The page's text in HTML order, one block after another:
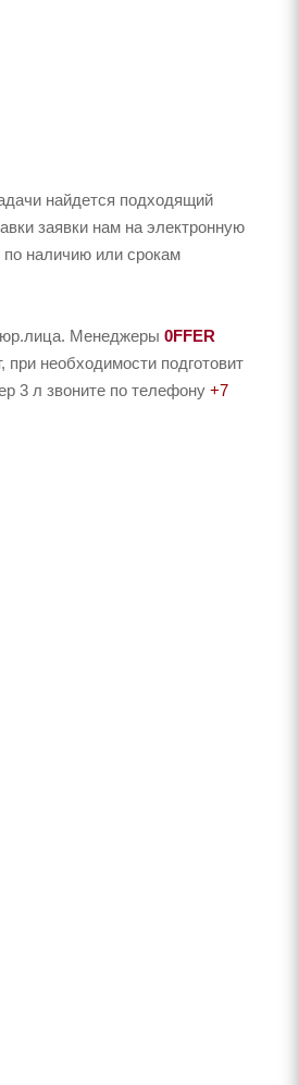
найдется подходящий
заявки нам на электронную
по наличию или срокам
юр.лица. Менеджеры 0FFER
необходимости подготовит
3 л звоните по телефону +7